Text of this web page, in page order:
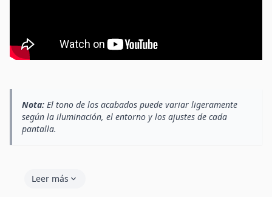
Nota: El tono de los acabados puede variar ligeramente
según la iluminación, el entorno y los ajustes de cada
pantalla.
Leer más